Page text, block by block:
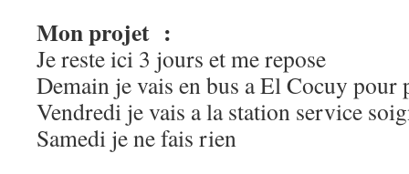
Mon projet :
Je reste ici 3 jours et me repose
Demain je vais en bus a El Cocuy pour
Vendredi je vais a la station service
Samedi je ne fais rien